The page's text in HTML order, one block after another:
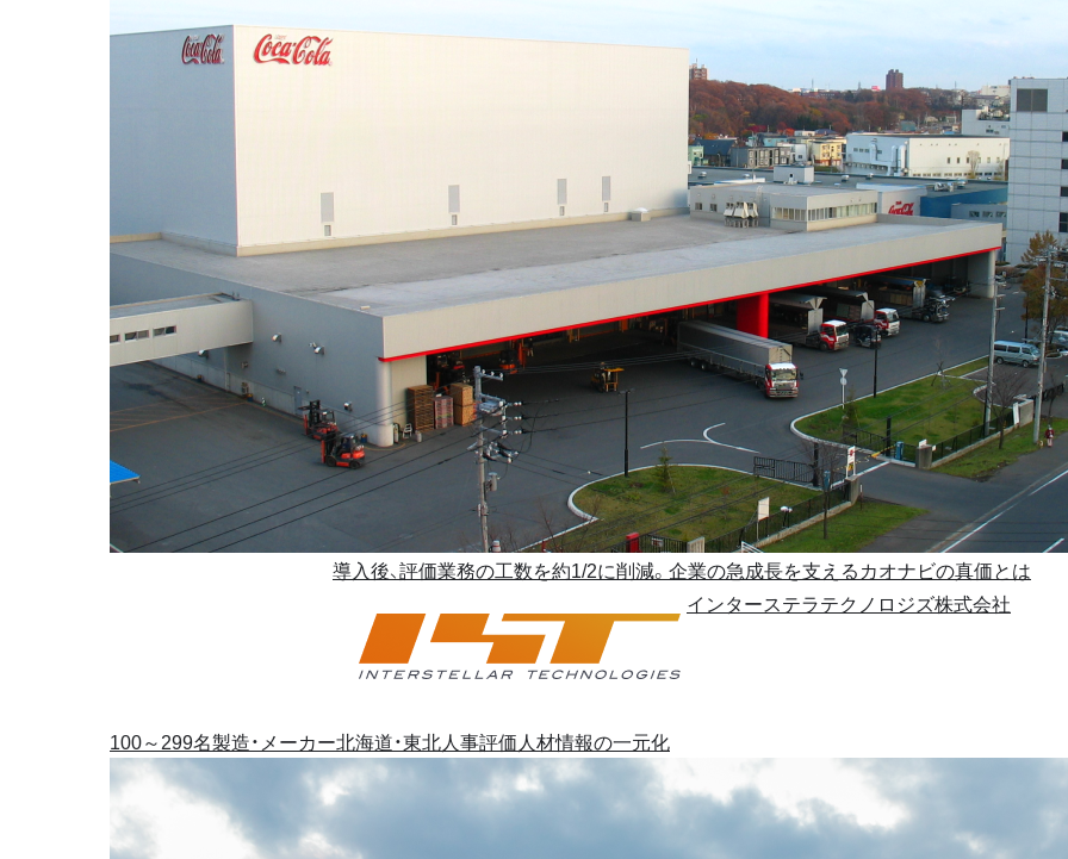
導入後、評価業務の工数を約1/2に削減。企業の急成長を支えるカオナビの真価とは
インターステラテクノロジズ株式会社
100～299名製造・メーカー北海道・東北人事評価人材情報の一元化